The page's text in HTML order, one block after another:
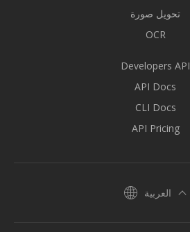
تحويل صورة
OCR
Developers API
API Docs
CLI Docs
API Pricing
العربية